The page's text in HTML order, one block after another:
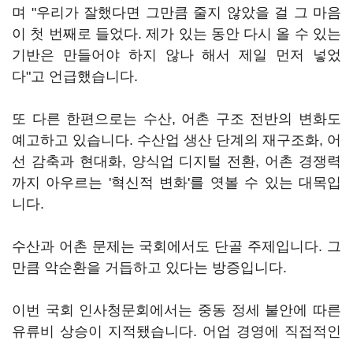
며 "우리가 잘했다면 그만큼 줄지 않았을 걸 그 마음
이 첫 번째로 들었다. 제가 있는 동안 다시 올 수 있는
기반은 만들어야 하지 않나 해서 제일 먼저 넣었
다"고 언급했습니다.
또 다른 한편으로는 수산, 어촌 구조 전반의 변화도
예고하고 있습니다. 수산업 생산 단계의 재구조화, 어
선 감축과 현대화, 양식업 디지털 전환, 어촌 경쟁력
까지 아우르는 '혁신적 변화'를 엿볼 수 있는 대목입
니다.
수산과 어촌 문제는 국회에서도 단골 주제입니다. 그
만큼 악순환을 거듭하고 있다는 방증입니다.
이번 국회 인사청문회에서는 중동 정세 불안에 따른
유류비 상승이 지적됐습니다. 어업 경영에 직접적인